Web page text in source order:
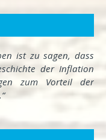
ist zu sagen, dass
der Inflation
zum Vorteil der